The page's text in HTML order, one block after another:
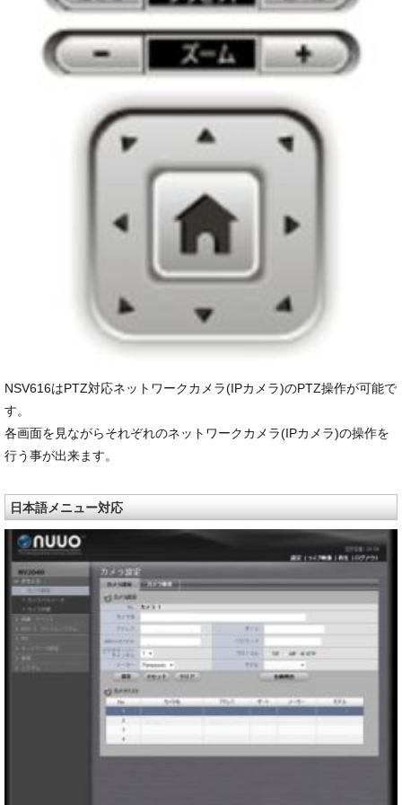
NSV616はPTZ対応ネットワークカメラ(IPカメラ)のPTZ操作が可能で
す。
各画面を見ながらそれぞれのネットワークカメラ(IPカメラ)の操作を
行う事が出来ます。
日本語メニュー対応